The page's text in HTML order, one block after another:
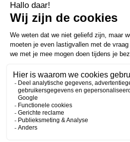
E-
mailadres
Inschrijven
FacebookInstagramLinkedInYouTubeSpotify
Copyright 2026